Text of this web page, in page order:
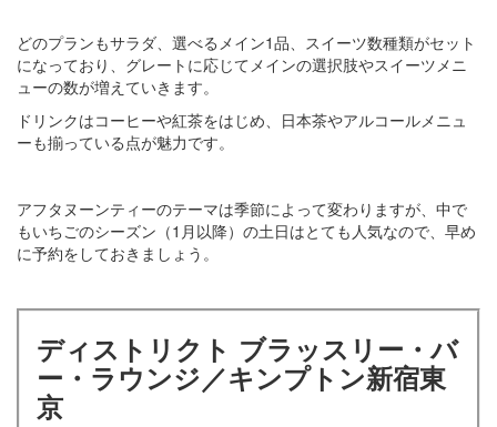
どのプランもサラダ、選べるメイン1品、スイーツ数種類がセット
になっており、グレートに応じてメインの選択肢やスイーツメニ
ューの数が増えていきます。
ドリンクはコーヒーや紅茶をはじめ、日本茶やアルコールメニュ
ーも揃っている点が魅力です。
アフタヌーンティーのテーマは季節によって変わりますが、中で
もいちごのシーズン（1月以降）の土日はとても人気なので、早め
に予約をしておきましょう。
ディストリクト ブラッスリー・バ
ー・ラウンジ／キンプトン新宿東
京